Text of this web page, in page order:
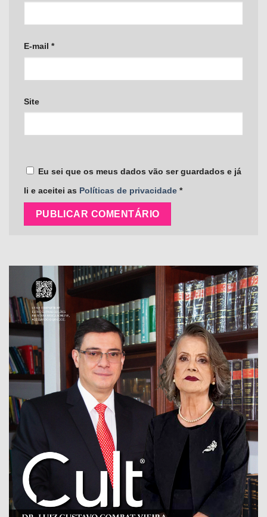
E-mail *
Site
Eu sei que os meus dados vão ser guardados e já
li e aceitei as Políticas de privacidade *